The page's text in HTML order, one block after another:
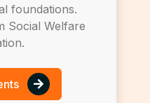
foundations.
Social Welfare